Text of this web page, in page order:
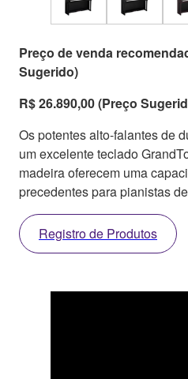
Preço de venda
Sugerido)
R$ 26.890,00 (Preço
Os potentes alto-falantes de
um excelente teclado
madeira oferecem uma
precedentes para pianistas
Registro de Produtos